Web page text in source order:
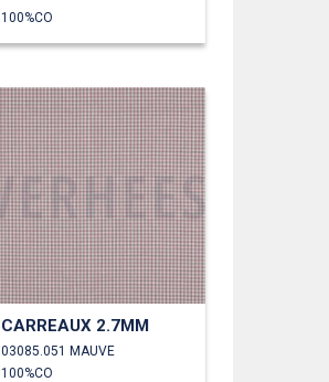
100%CO
CARREAUX 2.7MM
03085.051 MAUVE
100%CO